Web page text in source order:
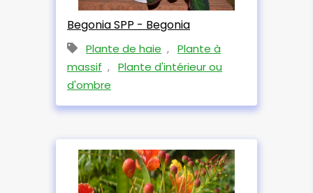
Begonia SPP - Begonia
Plante de haie , Plante à
massif , Plante d'intérieur ou
d'ombre